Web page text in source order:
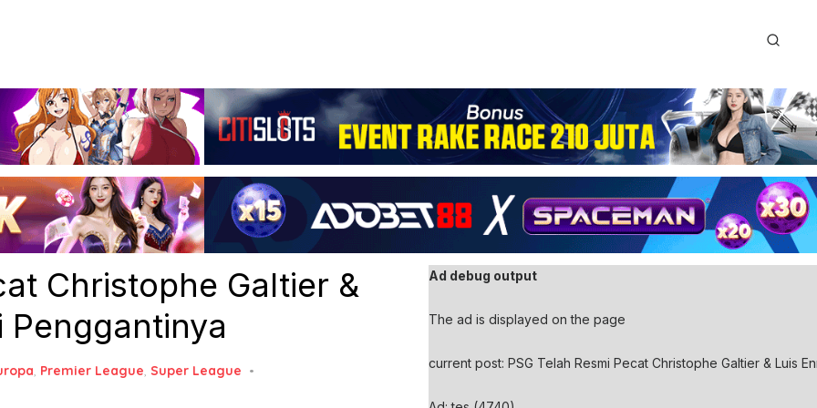
Christophe Galtier &
Penggantinya
, Premier League, Super League
Ad debug output
The ad is displayed on the page
current post: PSG Telah Resmi Pecat Christophe Galtier & Luis